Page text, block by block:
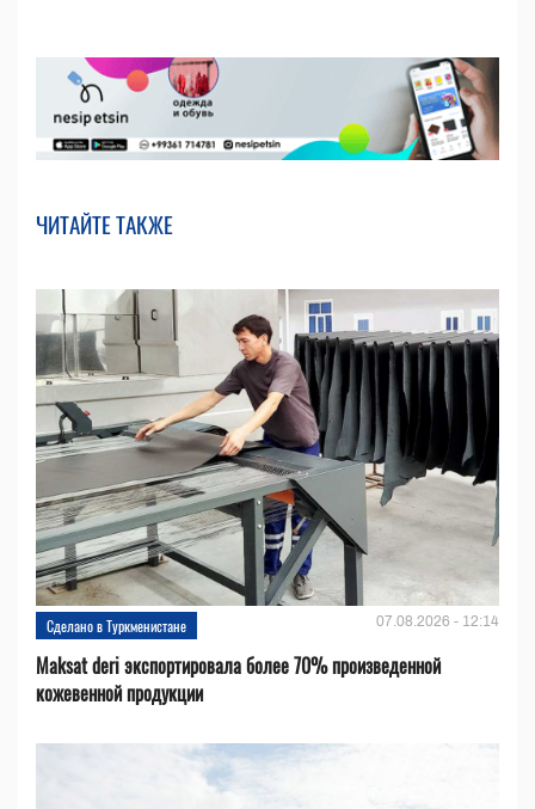
ЧИТАЙТЕ ТАКЖЕ
Сделано в Туркменистане 07.08.2026 - 12:14
Maksat deri экспортировала более 70% произведенной
кожевенной продукции